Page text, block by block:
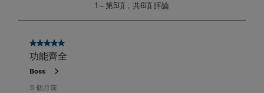
第
項，
1 –第5項，共6項評論
5星，共5星。
功能齊全
Boss
5 個月前